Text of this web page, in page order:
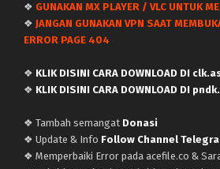
❖ GUNAKAN MX PLAYER / VLC UNTUK
❖ JANGAN GUNAKAN VPN SAAT
ERROR PAGE 404
❖ KLIK DISINI CARA DOWNLOAD DI
❖ KLIK DISINI CARA DOWNLOAD DI
❖ Tambah semangat Donasi
❖ Update & Info Follow Channel
❖ Memperbaiki Error pada acefile.co &
Tensei shitara Ken
Subs) x265/HEVC
Tensei shitara Ken
Eps 11 - December 8, 2022
Tensei shitara Ken